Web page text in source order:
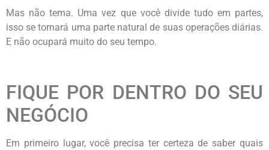
Mas não tema. Uma vez que você divide tudo em partes,
isso se tornará uma parte natural de suas operações diárias.
E não ocupará muito do seu tempo.
FIQUE POR DENTRO DO SEU
NEGÓCIO
Em primeiro lugar, você precisa ter certeza de saber quais